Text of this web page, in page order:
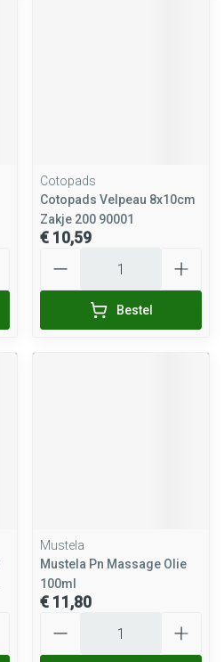
Cotopads
Cotopads Velpeau 8x10cm
Zakje 200 90001
€ 10,59
Bestel
Mustela
Mustela Pn Massage Olie
100ml
€ 11,80